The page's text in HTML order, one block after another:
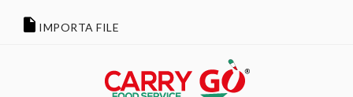
IMPORTA FILE